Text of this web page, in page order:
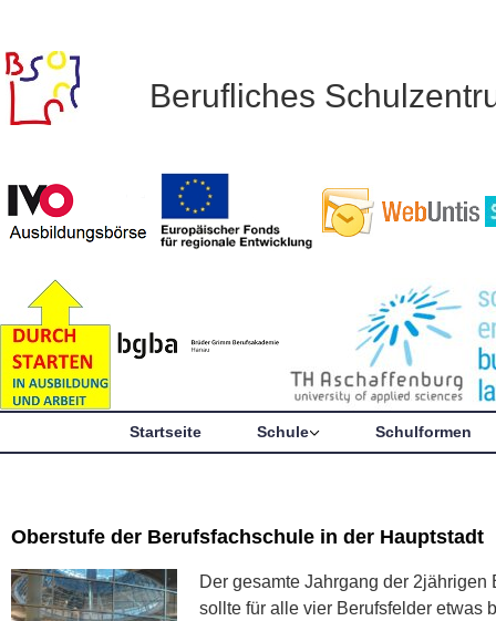
Berufliches
Startseite Schule Schulformen
Oberstufe der Berufsfachschule in der Hauptstadt
Der gesamte Jahrgang der
sollte für alle vier Berufsfelder etwas